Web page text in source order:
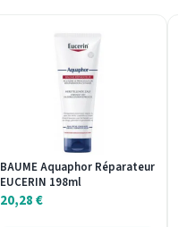
BAUME Aquaphor Réparateur
EUCERIN 198ml
20,28€